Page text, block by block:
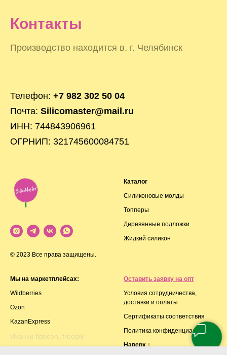
Контакты
Производство находится в. г. Челябинск
Телефон: +7 982 302 50 04
Почта: Silicomaster@mail.ru
ИНН: 744843906961
ОГРНИП: 321745600084751
© 2023 Все права защищены.
Каталог
Силиконовые молды
Топперы
Деревянные подложки
Жидкий силикон
Мы на маркетплейсах:
Wildberries
Ozon
KazanExpress
Иконки flaticon, freepik
Оставить заявку на опт
Условия сотрудничества,
доставки и оплаты
Сертификаты соответствия
Политика конфиденциальности
Наверх↑